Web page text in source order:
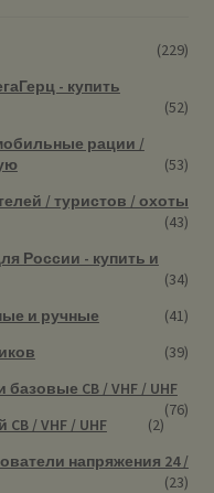
(229)
- купить
(52)
рации /
(53)
/ туристов / охоты
(43)
России - купить и
(34)
и ручные
(41)
(39)
CB / VHF / UHF
(76)
/ VHF / UHF
(2)
напряжения 24 /
(23)